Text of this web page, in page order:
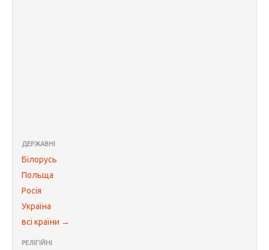
ДЕРЖАВНІ
Білорусь
Польща
Росія
Україна
всі країни →
РЕЛІГІЙНІ